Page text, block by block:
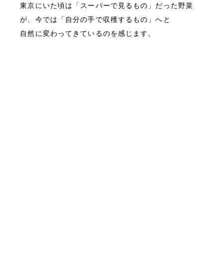
東京にいた頃は「スーパーで見るもの」だった野菜
が、今では「自分の手で収穫するもの」へと
自然に変わってきているのを感じます。